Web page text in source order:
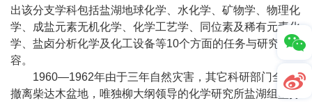
出该分支学科包括盐湖地球化学、水化学、矿物学、物理化
学、成盐元素无机化学、化学工艺学、同位素及稀有元素化
学、盐卤分析化学及化工设备等10个方面的任务与研究内
容。
1960—1962年由于三年自然灾害，其它科研部门全部
撤离柴达木盆地，唯独柳大纲领导的化学研究所盐湖组坚持